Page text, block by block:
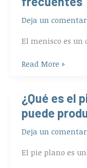
Deja un
El menisco es un
más
frecuentes
Read More »
¿Qué es el
puede
Deja un
El pie plano es
¿Qué
es
el
pie
y